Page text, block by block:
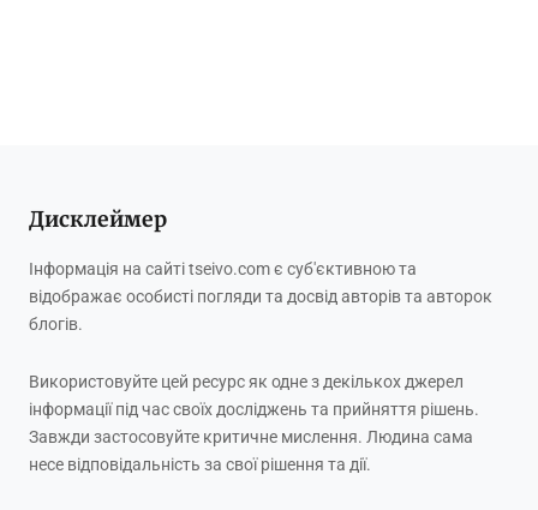
Дисклеймер
Інформація на сайті tseivo.com є суб'єктивною та
відображає особисті погляди та досвід авторів та авторок
блогів.
Використовуйте цей ресурс як одне з декількох джерел
інформації під час своїх досліджень та прийняття рішень.
Завжди застосовуйте критичне мислення. Людина сама
несе відповідальність за свої рішення та дії.